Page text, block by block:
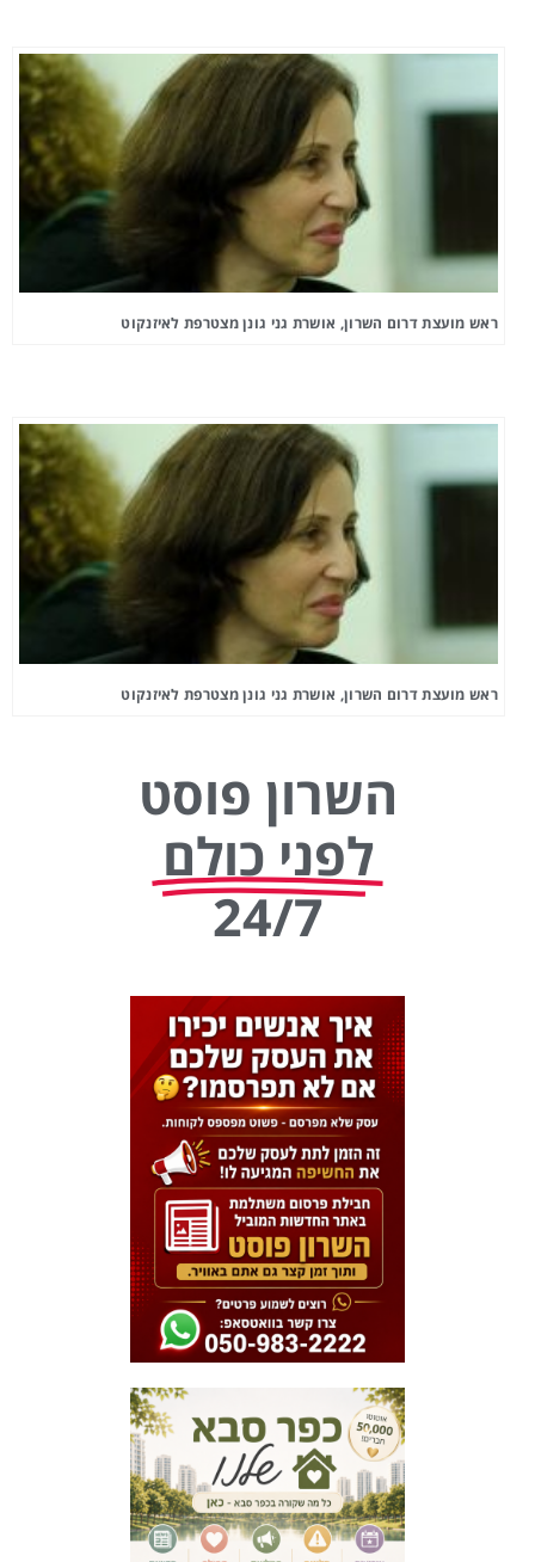
ראש מועצת דרום השרון, אושרת גני גונן מצטרפת לאיזנקוט
ראש מועצת דרום השרון, אושרת גני גונן מצטרפת לאיזנקוט
השרון פוסט
לפני כולם
24/7